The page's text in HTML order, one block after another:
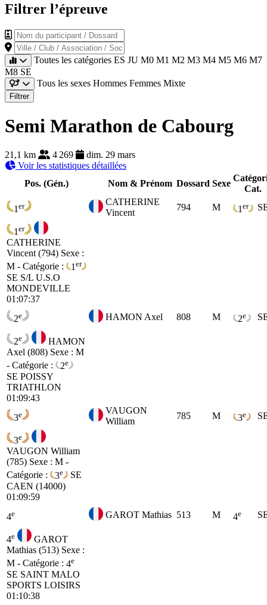
Filtrer l’épreuve
Nom du participant / Dossard
Ville / Club / Association / Société
Toutes les catégories ES JU M0 M1 M2 M3 M4 M5 M6 M7
M8 SE
Tous les sexes Hommes Femmes Mixte
Filtrer
Semi Marathon de Cabourg
21,1 km 4 269
dim. 29 mars
Voir les statistiques détaillées
Pos. (Gén.)
Nom & Prénom Dossard Sexe
Cat.
1 er
CATHERINE
Vincent
794 M 1 er
1 er
CATHERINE
Vincent (794) Sexe :
M - Catégorie :
1 er
SE S/L U.S.O
MONDEVILLE
01:07:37
2e HAMON Axel 808 M 2e
2e
HAMON
Axel (808) Sexe : M
- Catégorie :
2e
SE POISSY
TRIATHLON
01:09:43
3e
VAUGON
William
785 M 3e
3e
VAUGON William
(785) Sexe : M -
Catégorie :
3e
SE
CAEN (14000)
01:09:59
4e GAROT Mathias 513 M 4e
4e
GAROT
Mathias (513) Sexe :
M - Catégorie : 4e
SE SAINT MALO
SPORTS LOISIRS
01:10:38